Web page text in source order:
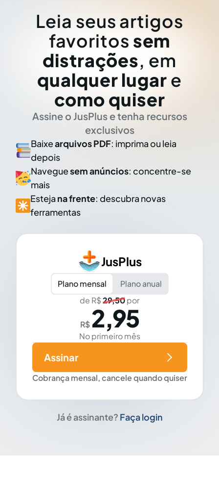
Leia seus artigos
favoritos sem
distrações, em
qualquer lugar e
como quiser
Assine o JusPlus e tenha recursos
exclusivos
Baixearquivos PDF: imprima ou leia
depois
Naveguesem anúncios: concentre-se
mais
Esteja na frente: descubra novas
ferramentas
JusPlus
Plano mensal
Plano anual
de R$29,50por
R$ 2,95
No primeiro mês
Cobrança mensal, cancele quando quiser
Assinar
Já é assinante? Faça login